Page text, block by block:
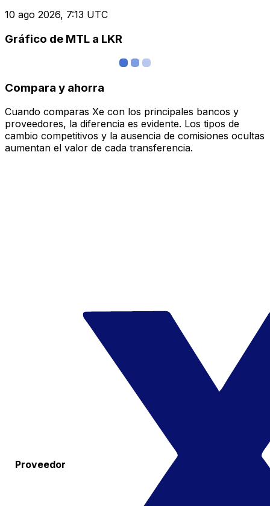
10 ago 2026, 7:13 UTC
Gráfico de MTL a LKR
Compara y ahorra
Cuando comparas Xe con los principales bancos y
proveedores, la diferencia es evidente. Los tipos de
cambio competitivos y la ausencia de comisiones ocultas
aumentan el valor de cada transferencia.
Proveedor